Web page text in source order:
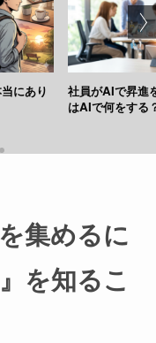
にあり
社員がAIで昇進
はAIで何をする
集めるに
を知るこ